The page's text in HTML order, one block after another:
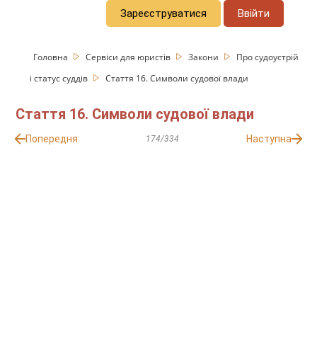
Зареєструватися Ввійти
Головна Сервіси для юристів Закони
Про судоустрій
і статус суддів
Стаття 16. Символи судової влади
Стаття 16. Символи судової влади
Попередня 174/334 Наступна